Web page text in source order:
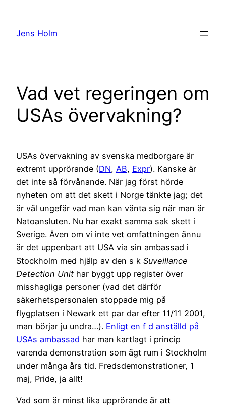
innehåll
Jens Holm
Vad vet regeringen om
USAs övervakning?
USAs övervakning av svenska medborgare är
extremt upprörande (DN, AB, Expr). Kanske är
det inte så förvånande. När jag först hörde
nyheten om att det skett i Norge tänkte jag; det
är väl ungefär vad man kan vänta sig när man är
Natoansluten. Nu har exakt samma sak skett i
Sverige. Även om vi inte vet omfattningen ännu
är det uppenbart att USA via sin ambassad i
Stockholm med hjälp av den s k Suveillance
Detection Unit har byggt upp register över
misshagliga personer (vad det därför
säkerhetspersonalen stoppade mig på
flygplatsen i Newark ett par dar efter 11/11 2001,
man börjar ju undra…). Enligt en f d anställd på
USAs ambassad har man kartlagt i princip
varenda demonstration som ägt rum i Stockholm
under många års tid. Fredsdemonstrationer, 1
maj, Pride, ja allt!
Vad som är minst lika upprörande är att